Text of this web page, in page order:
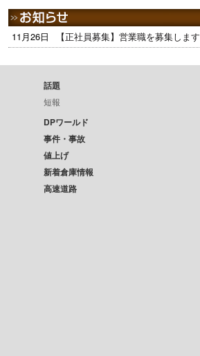
11月26日 【正社員募集】営業職を募集します
話題
短報
DPワールド
事件・事故
値上げ
新着倉庫情報
高速道路